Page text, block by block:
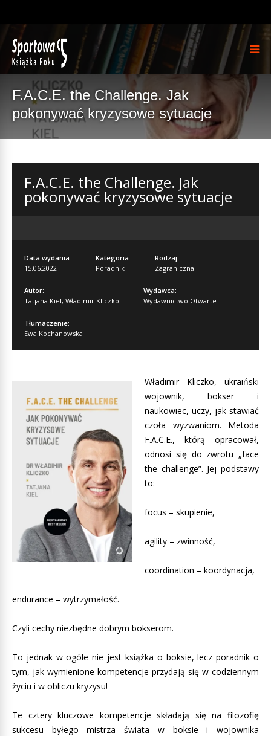
F.A.C.E. the Challenge. Jak
pokonywać kryzysowe sytuacje
F.A.C.E. the Challenge. Jak
pokonywać kryzysowe sytuacje
Data wydania:
15.06.2022
Kategoria:
Poradnik
Rodzaj:
Zagraniczna
Autor:
Tatjana Kiel, Władimir Kliczko
Wydawca:
Wydawnictwo Otwarte
Tłumaczenie:
Ewa Kochanowska
Władimir Kliczko, ukraiński
wojownik, bokser i
naukowiec, uczy, jak stawiać
czoła wyzwaniom. Metoda
F.A.C.E., którą opracował,
odnosi się do zwrotu „face
the challenge”. Jej podstawy
to:
focus – skupienie,
agility – zwinność,
coordination – koordynacja,
endurance – wytrzymałość.
Czyli cechy niezbędne dobrym bokserom.
To jednak w ogóle nie jest książka o boksie, lecz poradnik o
tym, jak wymienione kompetencje przydają się w codziennym
życiu i w obliczu kryzysu!
Te cztery kluczowe kompetencje składają się na filozofię
sukcesu byłego mistrza świata w boksie i wojownika